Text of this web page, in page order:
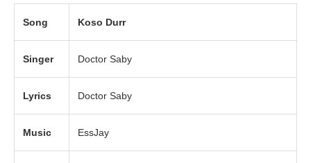
Song Koso Durr
Singer Doctor Saby
Lyrics Doctor Saby
Music EssJay